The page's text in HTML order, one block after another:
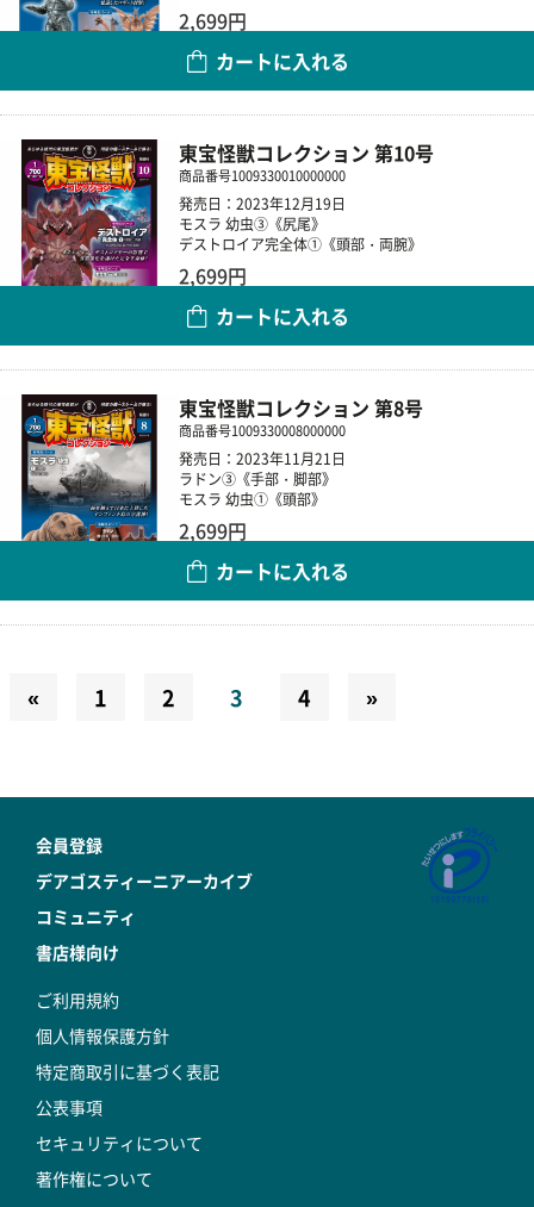
2,699円
カートに入れる
東宝怪獣コレクション 第10号
商品番号1009330010000000
発売日：2023年12月19日
モスラ 幼虫③《尻尾》
デストロイア完全体①《頭部・両腕》
2,699円
カートに入れる
東宝怪獣コレクション 第8号
商品番号1009330008000000
発売日：2023年11月21日
ラドン③《手部・脚部》
モスラ 幼虫①《頭部》
2,699円
カートに入れる
« 1 2 3 4 »
会員登録
デアゴスティーニアーカイブ
コミュニティ
書店様向け
ご利用規約
個人情報保護方針
特定商取引に基づく表記
公表事項
セキュリティについて
著作権について